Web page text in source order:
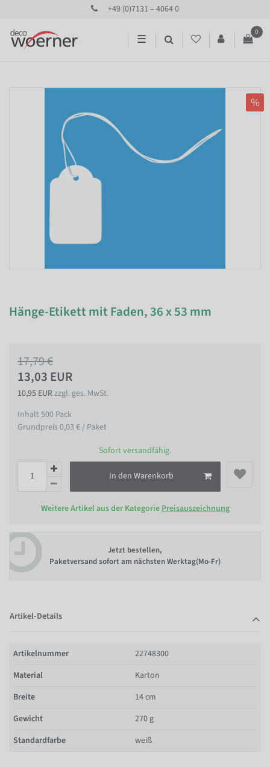
+49 (0)7131 – 4064 0
☰
0
%
Hänge-Etikett mit Faden, 36 x 53 mm
17,79 €
13,03 EUR
10,95 EURzzgl. ges. MwSt.
Inhalt500 Pack
Grundpreis0,03 € / Paket
Sofort versandfähig.
In den Warenkorb
Weitere Artikel aus der Kategorie Preisauszeichnung
Jetzt bestellen,
Paketversand sofort am nächsten Werktag(Mo-Fr)
Artikel-Details
Artikelnummer
22748300
Material
Karton
Breite
14 cm
Gewicht
270 g
Standardfarbe
weiß